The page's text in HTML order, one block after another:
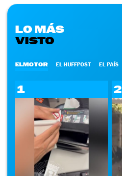
LO MÁS
VISTO
ELMOTOR EL HUFFPOST EL PAÍS
1 2